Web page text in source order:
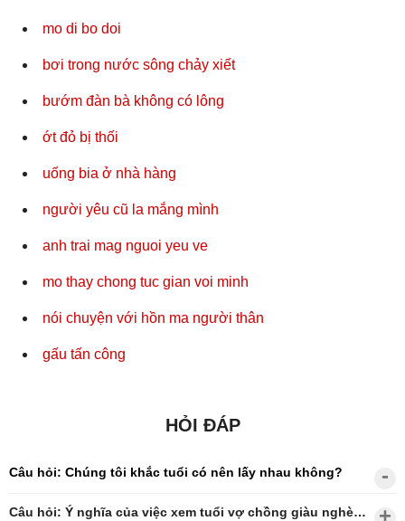
mo di bo doi
bơi trong nước sông chảy xiết
bướm đàn bà không có lông
ớt đỏ bị thối
uống bia ở nhà hàng
người yêu cũ la mắng mình
anh trai mag nguoi yeu ve
mo thay chong tuc gian voi minh
nói chuyện với hồn ma người thân
gấu tấn công
HỎI ĐÁP
Câu hỏi: Chúng tôi khắc tuổi có nên lấy nhau không?
Câu hỏi: Ý nghĩa của việc xem tuổi vợ chồng giàu nghèo?